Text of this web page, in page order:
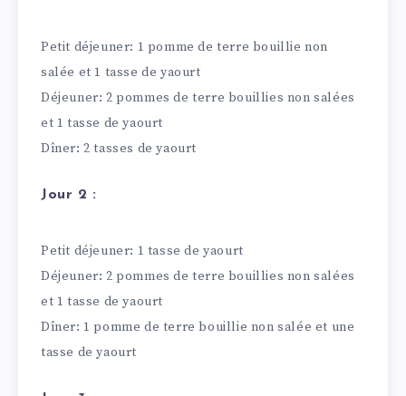
Petit déjeuner: 1 pomme de terre bouillie non
salée et 1 tasse de yaourt
Déjeuner: 2 pommes de terre bouillies non salées
et 1 tasse de yaourt
Dîner: 2 tasses de yaourt
Jour 2 :
Petit déjeuner: 1 tasse de yaourt
Déjeuner: 2 pommes de terre bouillies non salées
et 1 tasse de yaourt
Dîner: 1 pomme de terre bouillie non salée et une
tasse de yaourt